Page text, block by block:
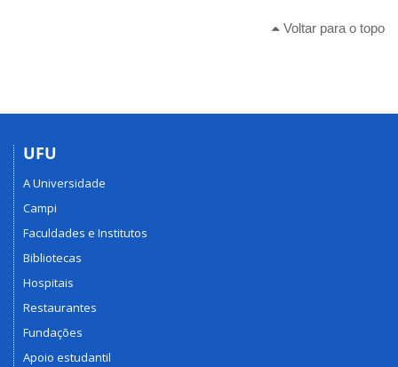
Voltar para o topo
UFU
A Universidade
Campi
Faculdades e Institutos
Bibliotecas
Hospitais
Restaurantes
Fundações
Apoio estudantil